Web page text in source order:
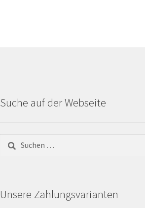
Suche auf der Webseite
nach:
Unsere Zahlungsvarianten